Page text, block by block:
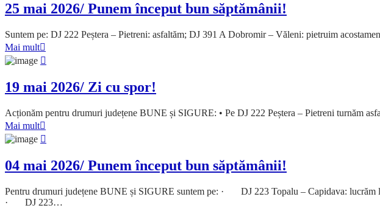
25 mai 2026/ Punem început bun săptămânii!
Suntem pe: DJ 222 Peștera – Pietreni: asfaltăm; DJ 391 A Dobromir – Văleni: pietruim
Mai mult
19 mai 2026/ Zi cu spor!
Acționăm pentru drumuri județene BUNE și SIGURE: • Pe DJ 222 Peștera – Pietreni turnăm
Mai mult
04 mai 2026/ Punem început bun săptămânii!
Pentru drumuri județene BUNE și SIGURE suntem pe: · DJ 223 Topalu – Capidava:
· DJ 223…